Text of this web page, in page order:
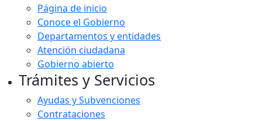
Página de inicio
Conoce el Gobierno
Departamentos y entidades
Atención ciudadana
Gobierno abierto
Trámites y Servicios
Ayudas y Subvenciones
Contrataciones